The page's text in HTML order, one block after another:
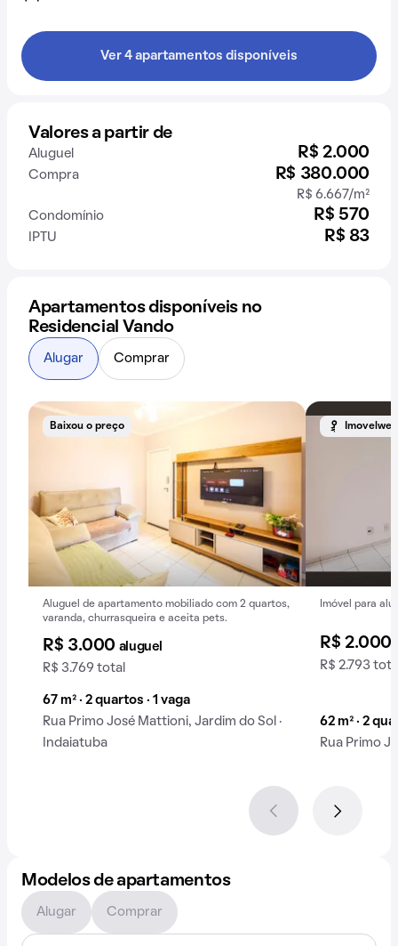
Ver 4 apartamentos disponíveis
Valores a partir de
Aluguel R$ 2.000
Compra R$ 380.000
R$ 6.667/m²
Condomínio
R$ 570
IPTU R$ 83
Apartamentos disponíveis no
Residencial Vando
Baixou o preço
Aluguel de apartamento mobiliado com 2 quartos,
varanda, churrasqueira e aceita pets.
R$ 3.000 aluguel
R$ 3.769 total
67 m² · 2 quartos · 1 vaga
Rua Primo José Mattioni, Jardim do Sol ·
Indaiatuba
Imovelweb
Imóvel para
R$ 2.000
R$ 2.793
62 m² · 2
Rua Primo
Alugar Comprar
Modelos de apartamentos
Alugar Comprar